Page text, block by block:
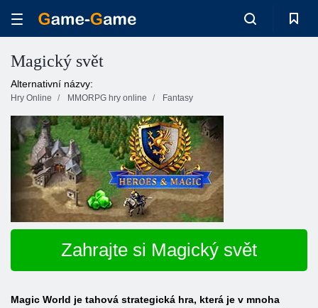
Magický svět
Alternativní názvy:
Hry Online MMORPG hry online Fantasy
Zahrajte si Magický svět
Magic World je tahová strategická hra, která je v mnoha